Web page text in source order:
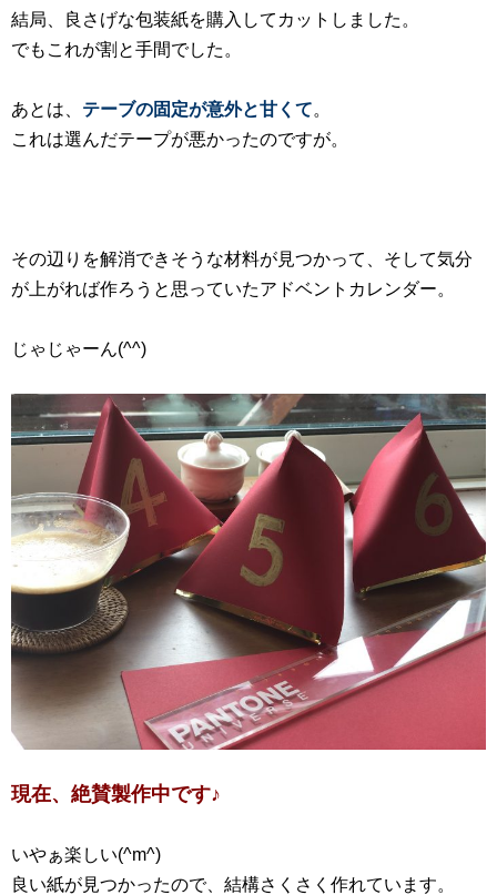
結局、良さげな包装紙を購入してカットしました。
でもこれが割と手間でした。
あとは、 テーブの固定が意外と甘くて。
これは選んだテープが悪かったのですが。
その辺りを解消できそうな材料が見つかって、そして気分
が上がれば作ろうと思っていたアドベントカレンダー。
じゃじゃーん(^^)
現在、絶賛製作中です♪
いやぁ楽しい(^m^)
良い紙が見つかったので、結構さくさく作れています。